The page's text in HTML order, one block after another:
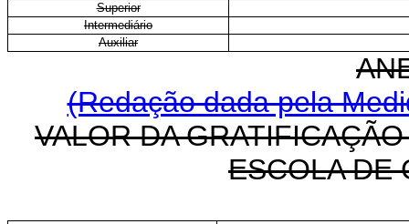
Superior
Intermediário
Auxiliar
(Redação dada pela
VALOR DA
ESCOLA DE